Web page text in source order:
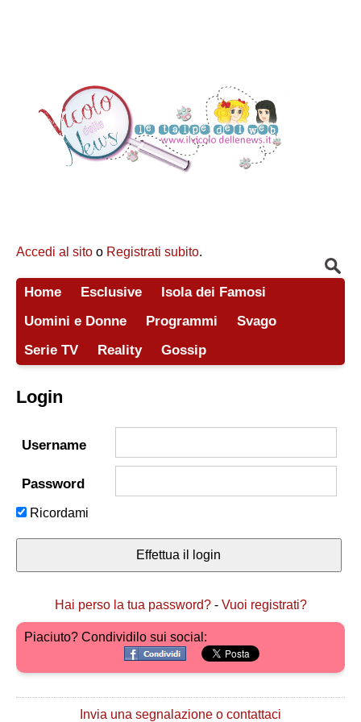
Accedi al sito o Registrati subito.
Home Esclusive
Isola dei Famosi
Uomini e Donne
Programmi
Svago
Serie TV
Reality Gossip
Login
Username
Password
Ricordami
Hai perso la tua password?- Vuoi registrati?
Piaciuto? Condividilo sui social:
Invia una segnalazione o contattaci